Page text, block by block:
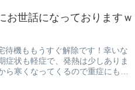
お世話になっておりますｗ
待機ももうすぐ解除です！幸いな
症状も軽症で、発熱は少しありま
寒くなってくるので重症にもな